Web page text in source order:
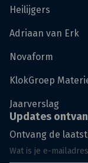
Heilijgers
Adriaan van Erk
Novaform
KlokGroep
Jaarverslag
Updates
Ontvang de